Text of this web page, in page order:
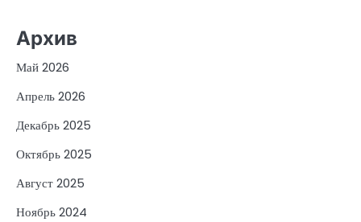
Архив
Май 2026
Апрель 2026
Декабрь 2025
Октябрь 2025
Август 2025
Ноябрь 2024